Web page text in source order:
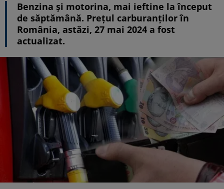
Benzina şi motorina, mai ieftine la început
de săptămână. Prețul carburanților în
România, astăzi, 27 mai 2024 a fost
actualizat.